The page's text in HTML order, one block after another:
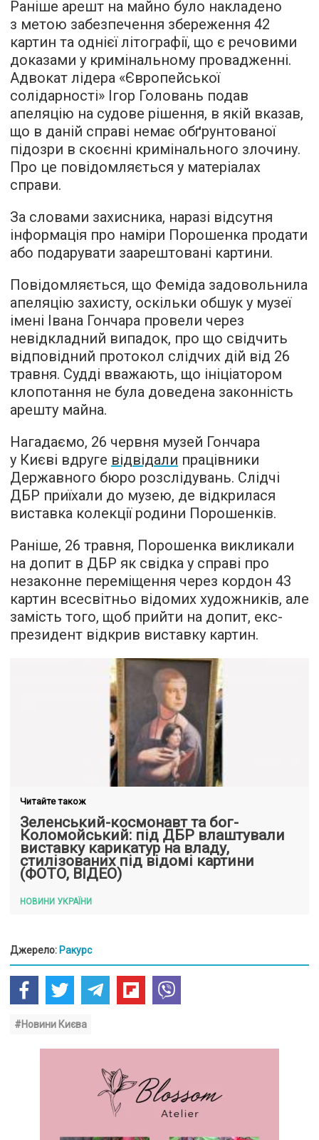
Раніше арешт на майно було накладено
з метою забезпечення збереження 42
картин та однієї літографії, що є речовими
доказами у кримінальному провадженні.
Адвокат лідера «Європейської
солідарності» Ігор Головань подав
апеляцію на судове рішення, в якій вказав,
що в даній справі немає обґрунтованої
підозри в скоєнні кримінального злочину.
Про це повідомляється у матеріалах
справи.
За словами захисника, наразі відсутня
інформація про наміри Порошенка продати
або подарувати заарештовані картини.
Повідомляється, що Феміда задовольнила
апеляцію захисту, оскільки обшук у музеї
імені Івана Гончара провели через
невідкладний випадок, про що свідчить
відповідний протокол слідчих дій від 26
травня. Судді вважають, що ініціатором
клопотання не була доведена законність
арешту майна.
Нагадаємо, 26 червня музей Гончара
у Києві вдруге відвідали працівники
Державного бюро розслідувань. Слідчі
ДБР приїхали до музею, де відкрилася
виставка колекції родини Порошенків.
Раніше, 26 травня, Порошенка викликали
на допит в ДБР як свідка у справі про
незаконне переміщення через кордон 43
картин всесвітньо відомих художників, але
замість того, щоб прийти на допит, екс-
президент відкрив виставку картин.
Читайте також
Зеленський-космонавт та бог-
Коломойський: під ДБР влаштували
виставку карикатур на владу,
стилізованих під відомі картини
(ФОТО, ВІДЕО)
НОВИНИ УКРАЇНИ
Джерело: Ракурс
#Новини Києва